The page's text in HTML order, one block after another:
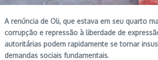
A renúncia de Oli, que estava em seu quarto
corrupção e repressão à liberdade de
autoritárias podem rapidamente se tornar
demandas sociais fundamentais.